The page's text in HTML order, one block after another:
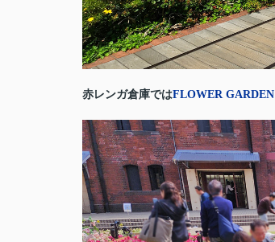
赤レンガ倉庫ではFLOWER GARDEN